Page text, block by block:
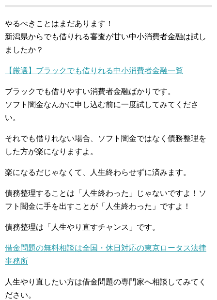
やるべきことはまだあります！
新潟県からでも借りれる審査が甘い中小消費者金融は試し
ましたか？
【厳選】ブラックでも借りれる中小消費者金融一覧
ブラックでも借りやすい消費者金融ばかりです。
ソフト闇金なんかに申し込む前に一度試してみてくださ
い。
それでも借りれない場合、ソフト闇金ではなく債務整理を
した方が楽になりますよ。
楽になるだじゃなくて、人生終わらせずに済みます。
債務整理することは「人生終わった」じゃないですよ！ソ
フト闇金に手を出すことが「人生終わった」ですよ！
債務整理は「人生やり直すチャンス」です。
借金問題の無料相談は全国・休日対応の東京ロータス法律
事務所
人生やり直したい方は借金問題の専門家へ相談してみてく
ださい。